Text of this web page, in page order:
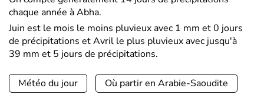
chaque année à Abha.
Juin est le mois le moins pluvieux avec 1 mm et 0 jours
de précipitations et Avril le plus pluvieux avec jusqu'à
39 mm et 5 jours de précipitations.
Météo du jour Où partir en Arabie-Saoudite